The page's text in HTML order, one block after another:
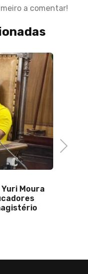
a comentar!
Moura
Next